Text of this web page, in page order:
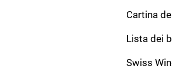
Cartina
Lista dei
Swiss
Komponist:
Besetzung:
Formation: